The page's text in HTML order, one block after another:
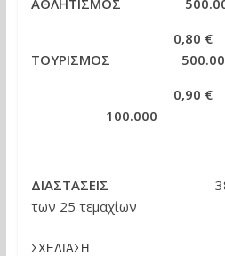
ΑΘΛΗΤΙΣΜΟΣ
0,80 €
ΤΟΥΡΙΣΜΟΣ
0,90 €
100.000
ΔΙΑΣΤΑΣΕΙΣ
38 X 38
των 25 τεμαχίων
ΣΧΕΔΙΑΣΗ